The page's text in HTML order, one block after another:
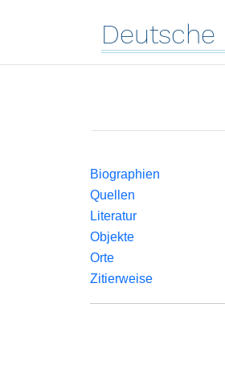
Deutsche
Biographien
Quellen
Literatur
Objekte
Orte
Zitierweise